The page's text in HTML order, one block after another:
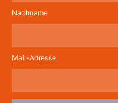
Nachname
Mail-Adresse